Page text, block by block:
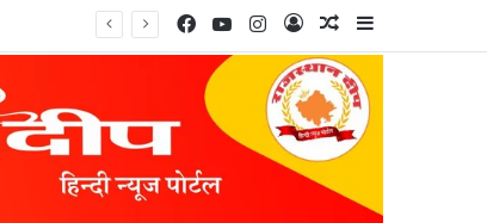
FacebookYouTubeInstagram
Log InRandom Article
Sidebar